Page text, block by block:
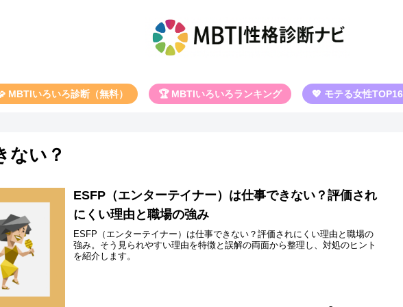
MBTIいろいろ診断（無料） 🏆 MBTIいろいろランキング 💖 モテる女性TOP16
ない？
ESFP（エンターテイナー）は仕事できない？評価され
にくい理由と職場の強み
ESFP（エンターテイナー）は仕事できない？評価されにくい理由と職場の
強み。そう見られやすい理由を特徴と誤解の両面から整理し、対処のヒント
を紹介します。